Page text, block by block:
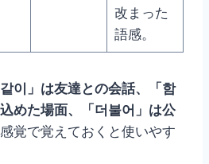
改まった
語感。
같이」は友達との会話、「함
めた場面、「더불어」は公
覚で覚えておくと使いやす